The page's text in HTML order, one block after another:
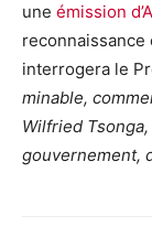
une émission
interrogera le
minable,
Wilfried
gouvernement,